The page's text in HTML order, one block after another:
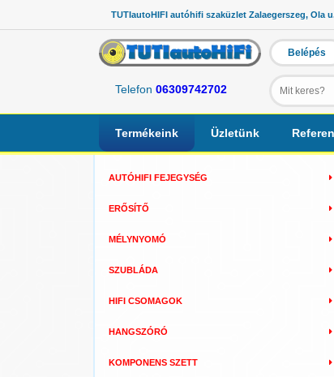
TUTIautoHIFI autóhifi szaküzlet Zalaegerszeg, Ola
Telefon 06309742702
Belépés
Termékeink Üzletünk
AUTÓHIFI FEJEGYSÉG
ERŐSÍTŐ
MÉLYNYOMÓ
SZUBLÁDA
HIFI CSOMAGOK
HANGSZÓRÓ
KOMPONENS SZETT